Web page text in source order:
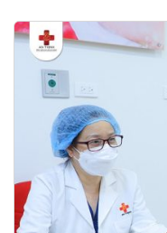
thế, để phòng tránh
Kiểm soát và duy
Thăm khám và
hiện sớm khối u
quản lý và điều trị